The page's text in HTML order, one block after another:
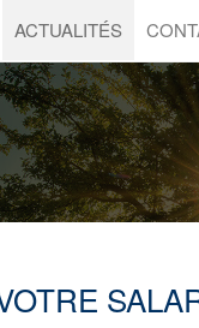
ACTUALITÉS